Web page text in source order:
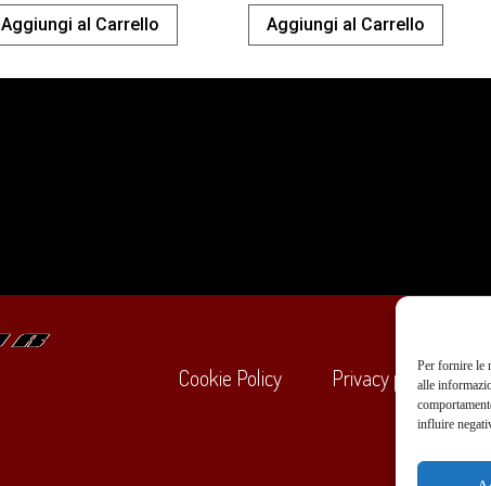
Per fornire le
alle
influire
Aggiungi al Carrello Aggiungi al Carrello
Cookie Policy Privacy policy